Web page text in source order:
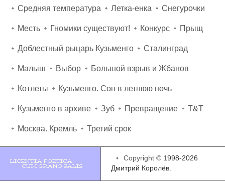
Средняя температура Летка-енка Снегурочки
Месть Гномики существуют! Конкурс Прыщ
Доблестный рыцарь Кузьменго Сталинград
Малыш Выбор Большой взрыв и Жбанов
Котлеты Кузьменго. Сон в летнюю ночь
Кузьменго в архиве Зуб Превращение T&T
Москва. Кремль Третий срок
Copyright © 1998-2026
Дмитрий Королёв.